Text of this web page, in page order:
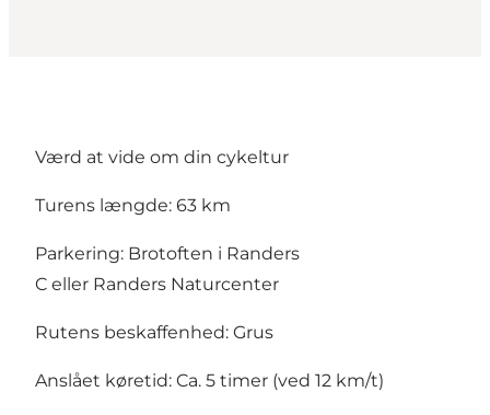
Værd at vide om din cykeltur
Turens længde: 63 km
Parkering: Brotoften i Randers
C eller Randers Naturcenter
Rutens beskaffenhed: Grus
Anslået køretid: Ca. 5 timer (ved 12 km/t)